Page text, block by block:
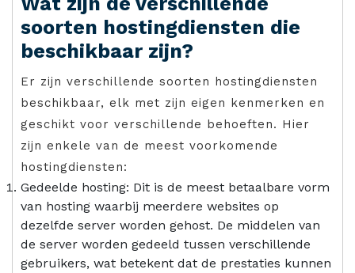
soorten hostingdiensten die
beschikbaar zijn?
Er zijn verschillende soorten hostingdiensten
beschikbaar, elk met zijn eigen kenmerken en
geschikt voor verschillende behoeften. Hier
zijn enkele van de meest voorkomende
hostingdiensten:
Gedeelde hosting: Dit is de meest betaalbare vorm
van hosting waarbij meerdere websites op
dezelfde server worden gehost. De middelen van
de server worden gedeeld tussen verschillende
gebruikers, wat betekent dat de prestaties kunnen